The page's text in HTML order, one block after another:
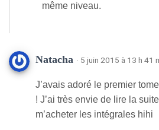
même niveau.
Natacha · 5 juin 2015 à 13 h 41
J’avais adoré le premier
! J’ai très envie de lire la
m’acheter les intégrales hihi